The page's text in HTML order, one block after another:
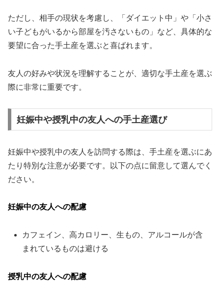
ただし、相手の現状を考慮し、「ダイエット中」や「小さ
い子どもがいるから部屋を汚さないもの」など、具体的な
要望に合った手土産を選ぶと喜ばれます。
友人の好みや状況を理解することが、適切な手土産を選ぶ
際に非常に重要です。
妊娠中や授乳中の友人への手土産選び
妊娠中や授乳中の友人を訪問する際は、手土産を選ぶにあ
たり特別な注意が必要です。以下の点に留意して選んでく
ださい。
妊娠中の友人への配慮
カフェイン、高カロリー、生もの、アルコールが含
まれているものは避ける
授乳中の友人への配慮